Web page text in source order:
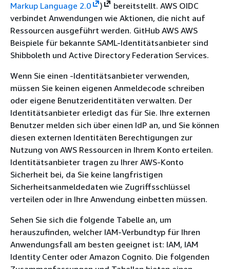
Markup Language 2.0
)
bereitstellt. AWS OIDC
verbindet Anwendungen wie Aktionen, die nicht auf
Ressourcen ausgeführt werden. GitHub AWS AWS
Beispiele für bekannte SAML-Identitätsanbieter sind
Shibboleth und Active Directory Federation Services.
Wenn Sie einen -Identitätsanbieter verwenden,
müssen Sie keinen eigenen Anmeldecode schreiben
oder eigene Benutzeridentitäten verwalten. Der
Identitätsanbieter erledigt das für Sie. Ihre externen
Benutzer melden sich über einen IdP an, und Sie können
diesen externen Identitäten Berechtigungen zur
Nutzung von AWS Ressourcen in Ihrem Konto erteilen.
Identitätsanbieter tragen zu Ihrer AWS-Konto
Sicherheit bei, da Sie keine langfristigen
Sicherheitsanmeldedaten wie Zugriffsschlüssel
verteilen oder in Ihre Anwendung einbetten müssen.
Sehen Sie sich die folgende Tabelle an, um
herauszufinden, welcher IAM-Verbundtyp für Ihren
Anwendungsfall am besten geeignet ist: IAM, IAM
Identity Center oder Amazon Cognito. Die folgenden